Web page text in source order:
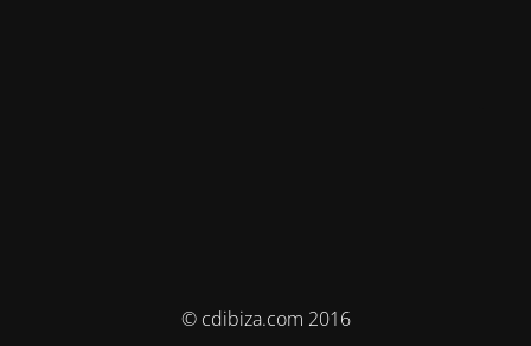
© cdibiza.com 2016